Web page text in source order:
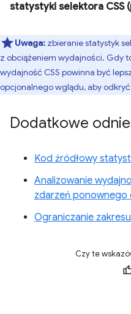
statystyki selektora CSS
Uwaga: zbieranie statystyk
z obciążeniem wydajności. Gdy
wydajność CSS powinna być
opcjonalnego wglądu, aby
Dodatkowe
Kod źródłowy
Analizowanie
zdarzeń ponownego
Ograniczanie
Czy te